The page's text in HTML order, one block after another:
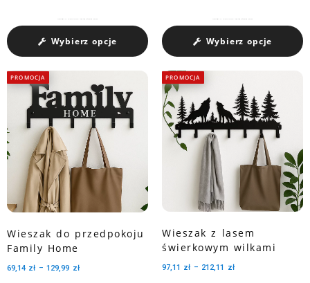
Wybierz opcje Wybierz opcje
PROMOCJA
Wieszak do przedpokoju
Family Home
69,14 zł – 129,99 zł
PROMOCJA
Wieszak z lasem
świerkowym wilkami
97,11 zł – 212,11 zł